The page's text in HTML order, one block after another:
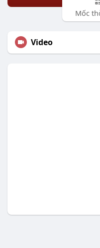
Mốc
Video